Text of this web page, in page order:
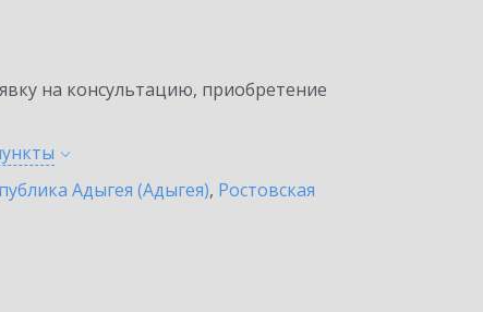
на консультацию, приобретение
Адыгея (Адыгея), Ростовская